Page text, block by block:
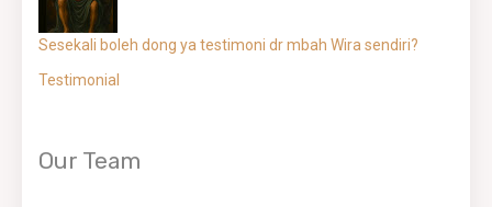
Sesekali boleh dong ya testimoni dr mbah Wira sendiri?
Testimonial
Our Team